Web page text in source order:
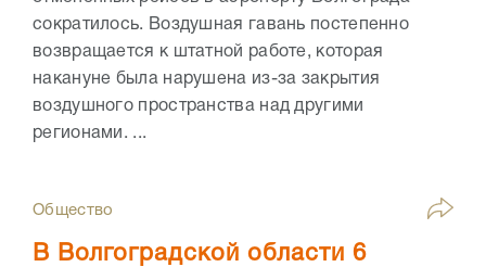
сократилось. Воздушная гавань постепенно
возвращается к штатной работе, которая
накануне была нарушена из-за закрытия
воздушного пространства над другими
регионами. ...
Общество
В Волгоградской области 6